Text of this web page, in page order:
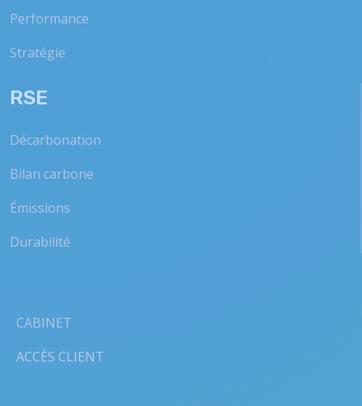
Performance
Stratégie
RSE
Décarbonation
Bilan carbone
Émissions
Durabilité
CABINET
ACCÈS CLIENT